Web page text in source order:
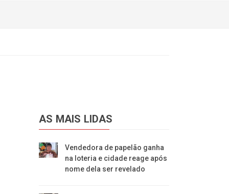
AS MAIS LIDAS
Vendedora de papelão ganha
na loteria e cidade reage após
nome dela ser revelado